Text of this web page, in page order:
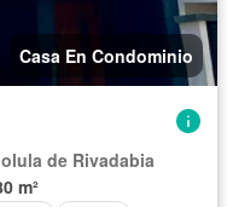
Casa En Condominio
de Rivadabia
m²